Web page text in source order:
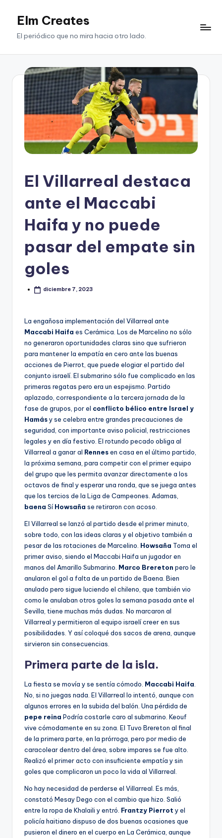
SaltarElm Creates
El periódico que no mira hacia otro lado.
El Villarreal destaca
ante el Maccabi
Haifa y no puede
pasar del empate sin
goles
diciembre 7, 2023
La engañosa implementación del Villarreal ante
Maccabi Haifa es Cerámica. Los de Marcelino no sólo
no generaron oportunidades claras sino que sufrieron
para mantener la empatía en cero ante las buenas
acciones de Pierrot, que puede elogiar el partido del
conjunto israelí. El submarino sólo fue complicado en las
primeras regatas pero era un espejismo. Partido
aplazado, correspondiente a la tercera jornada de la
fase de grupos, por el conflicto bélico entre Israel y
Hamásy se celebra entre grandes precauciones de
seguridad, con importante aviso policial, restricciones
legales y en día festivo. El rotundo pecado obliga al
Villarreal a ganar al Rennesen casa en el último partido,
la próxima semana, para competir con el primer equipo
del grupo que les permita avanzar directamente a los
octavos de final y esperar una ronda, que se juega antes
que los tercios de la Liga de Campeones. Adamas,
baena Sí Howsaña se retiraron con acoso.
El Villarreal se lanzó al partido desde el primer minuto,
sobre todo, con las ideas claras y el objetivo también a
pesar de las rotaciones de Marcelino. Howsaña Toma el
primer aviso, siendo el Maccabi Haifa un jugador en
manos del Amarillo Submarino. Marco Brereton pero le
anularon el gol a falta de un partido de Baena. Bien
anulado pero sigue luciendo el chileno, que también vio
como le anulaban otros goles la semana pasada ante el
Sevilla, tiene muchas más dudas. No marcaron al
Villarreal y permitieron al equipo israelí creer en sus
posibilidades. Y así coloqué dos sacos de arena, aunque
sirvieron sin consecuencias.
Primera parte de la isla.
La fiesta se movía y se sentía cómodo. Maccabi Haifa
No, si no juegas nada. El Villarreal lo intentó, aunque con
algunos errores en la subida del balón. Una pérdida de
pepe reina Podría costarle caro al submarino. Keouf
vive cómodamente en su zona. El Tuvo Brereton al final
de la primera parte, en la prórroga, pero por medio de
caracolear dentro del área, sobre impares se fue alto.
Realizó el primer acto con insuficiente empatía y sin
goles que complicaron un poco la vida al Villarreal.
No hay necesidad de perderse el Villarreal. Es más,
constató Mesay Dego con el cambio que hizo. Salió
entre la ropa de Khalaili y entró. Frantzy Pierrot y el
policía haitiano dispuso de dos buenas ocasiones que
pusieron el dinero en el cuerpo en La Cerámica, aunque